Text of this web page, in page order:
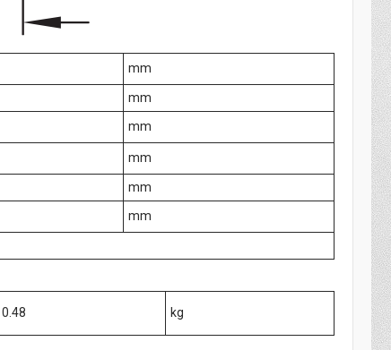
mm
mm
mm
mm
mm
mm
0.48 kg